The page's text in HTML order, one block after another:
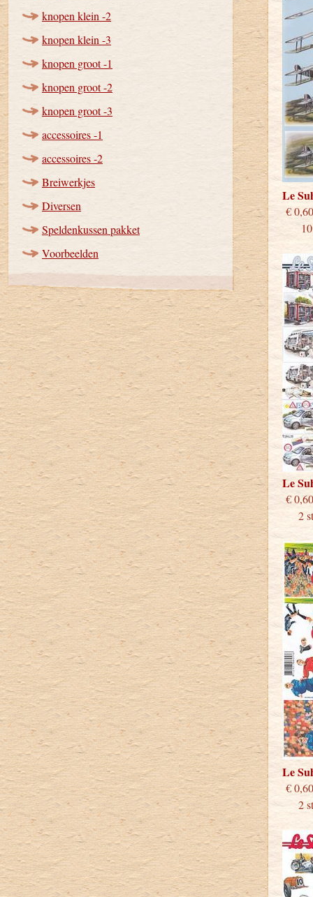
knopen klein -2
knopen klein -3
knopen groot -1
knopen groot -2
knopen groot -3
accessoires -1
accessoires -2
Breiwerkjes
Diversen
Speldenkussen pakket
Voorbeelden
Le
10
Le
2
Le
2